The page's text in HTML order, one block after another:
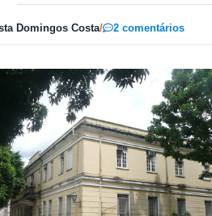
Domingos Costa/ 2 comentários